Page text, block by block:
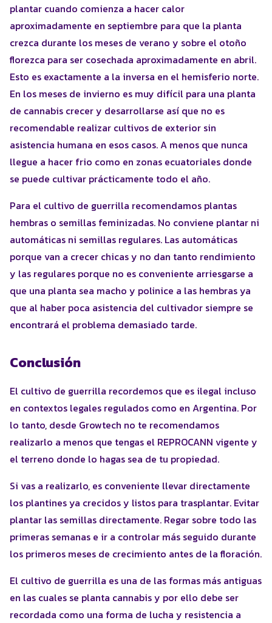
plantar cuando comienza a hacer calor
aproximadamente en septiembre para que la planta
crezca durante los meses de verano y sobre el otoño
florezca para ser cosechada aproximadamente en abril.
Esto es exactamente a la inversa en el hemisferio norte.
En los meses de invierno es muy difícil para una planta
de cannabis crecer y desarrollarse así que no es
recomendable realizar cultivos de exterior sin
asistencia humana en esos casos. A menos que nunca
llegue a hacer frio como en zonas ecuatoriales donde
se puede cultivar prácticamente todo el año.
Para el cultivo de guerrilla recomendamos plantas
hembras o semillas feminizadas. No conviene plantar ni
automáticas ni semillas regulares. Las automáticas
porque van a crecer chicas y no dan tanto rendimiento
y las regulares porque no es conveniente arriesgarse a
que una planta sea macho y polinice a las hembras ya
que al haber poca asistencia del cultivador siempre se
encontrará el problema demasiado tarde.
Conclusión
El cultivo de guerrilla recordemos que es ilegal incluso
en contextos legales regulados como en Argentina. Por
lo tanto, desde Growtech no te recomendamos
realizarlo a menos que tengas el REPROCANN vigente y
el terreno donde lo hagas sea de tu propiedad.
Si vas a realizarlo, es conveniente llevar directamente
los plantines ya crecidos y listos para trasplantar. Evitar
plantar las semillas directamente. Regar sobre todo las
primeras semanas e ir a controlar más seguido durante
los primeros meses de crecimiento antes de la floración.
El cultivo de guerrilla es una de las formas más antiguas
en las cuales se planta cannabis y por ello debe ser
recordada como una forma de lucha y resistencia a